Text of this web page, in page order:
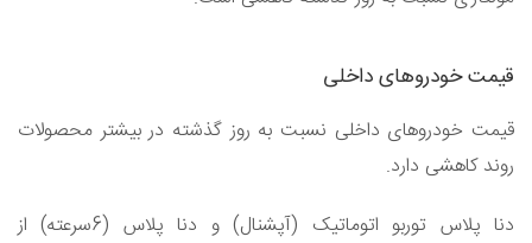
قیمت خودرو‌های داخلی
قیمت خودرو‌های داخلی نسبت به روز گذشته در بیشتر محصولات
روند کاهشی دارد.
دنا پلاس توربو اتوماتیک (آپشنال) و دنا پلاس (6سرعته) از